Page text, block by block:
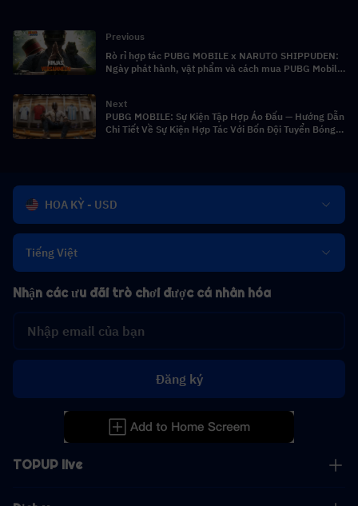
Previous
Rò rỉ hợp tác PUBG MOBILE x NARUTO SHIPPUDEN:
Ngày phát hành, vật phẩm và cách mua PUBG Mobile
Next
PUBG MOBILE: Sự Kiện Tập Hợp Áo Đấu — Hướng Dẫn
Chi Tiết Về Sự Kiện Hợp Tác Với Bốn Đội Tuyển Bóng
HOA KỲ - USD
Tiếng Việt
TOPUP live
Nhận các ưu đãi trò chơi được cá nhân hóa
Đăng ký